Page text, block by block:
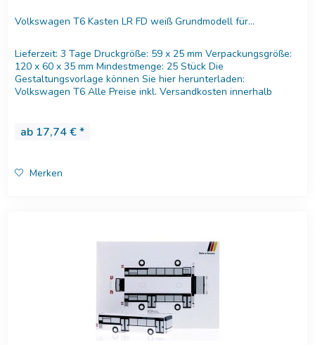
Volkswagen T6 Kasten LR FD weiß Grundmodell für...
Lieferzeit: 3 Tage Druckgröße: 59 x 25 mm Verpackungsgröße:
120 x 60 x 35 mm Mindestmenge: 25 Stück Die
Gestaltungsvorlage können Sie hier herunterladen:
Volkswagen T6 Alle Preise inkl. Versandkosten innerhalb
ab 17,74 € *
Merken